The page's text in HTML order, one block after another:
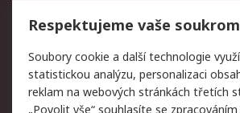
Právní
Autorská práva
Respektujeme vaše
Soubory cookie a další technologie
statistickou analýzu, personalizaci
reklam na webových stránkách třetích
„Povolit vše“ souhlasíte se